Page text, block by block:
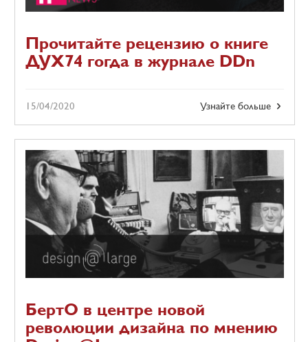
Прочитайте рецензию о книге
ДУХ74 гогда в журнале DDn
Узнайте больше
15/04/2020
БертО в центре новой
революции дизайна по мнению